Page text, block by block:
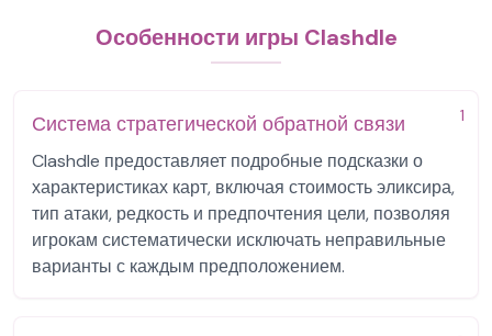
Особенности игры Clashdle
1
Система стратегической обратной связи
Clashdle предоставляет подробные подсказки о
характеристиках карт, включая стоимость эликсира,
тип атаки, редкость и предпочтения цели, позволяя
игрокам систематически исключать неправильные
варианты с каждым предположением.